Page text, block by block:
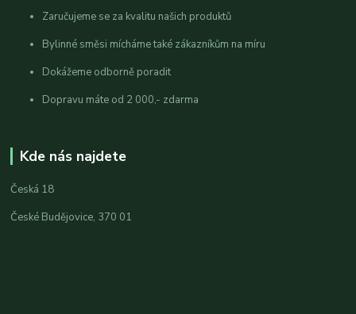
Zaručujeme se za kvalitu našich produktů
Bylinné směsi mícháme také zákazníkům na míru
Dokážeme odborně poradit
Dopravu máte od 2 000,- zdarma
Kde nás najdete
Česká 18
České Budějovice, 370 01